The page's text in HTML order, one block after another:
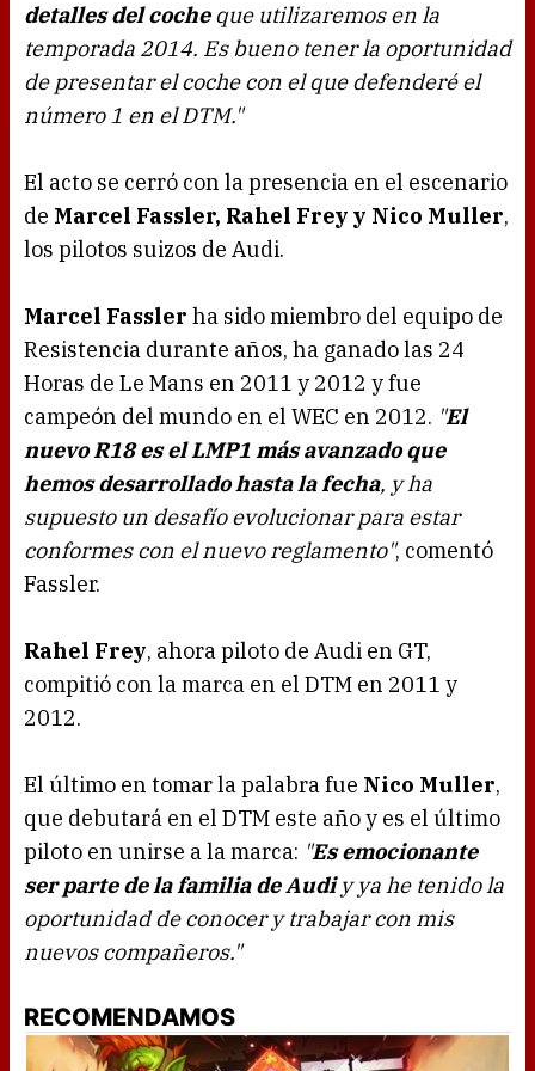
detalles del cocheque utilizaremos en la
temporada 2014. Es bueno tener la oportunidad
de presentar el coche con el que defenderé el
número 1 en el DTM."
El acto se cerró con la presencia en el escenario
de Marcel Fassler, Rahel Frey y Nico Muller,
los pilotos suizos de Audi.
Marcel Fassler ha sido miembro del equipo de
Resistencia durante años, ha ganado las 24
Horas de Le Mans en 2011 y 2012 y fue
campeón del mundo en el WEC en 2012. "El
nuevo R18 es el LMP1 más avanzado que
hemos desarrollado hasta la fecha, y ha
supuesto un desafío evolucionar para estar
conformes con el nuevo reglamento", comentó
Fassler.
Rahel Frey, ahora piloto de Audi en GT,
compitió con la marca en el DTM en 2011 y
2012.
El último en tomar la palabra fue Nico Muller,
que debutará en el DTM este año y es el último
piloto en unirse a la marca: "Es emocionante
ser parte de la familia de Audiy ya he tenido la
oportunidad de conocer y trabajar con mis
nuevos compañeros."
RECOMENDAMOS